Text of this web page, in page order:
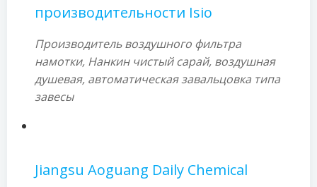
производительности Isio
Производитель воздушного фильтра
намотки, Нанкин чистый сарай, воздушная
душевая, автоматическая завальцовка типа
завесы
Jiangsu Aoguang Daily Chemical